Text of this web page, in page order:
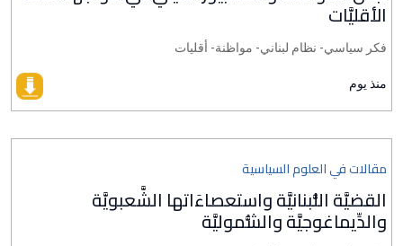
الأقليَّات
فكر سياسي- نظام لبناني- مواظنة- أقليات
منذ يوم
مقالات في العلوم السياسية
القضيَّة اللُّبنانيَّة واستعصاءَاتها الشَّعبويَّة
والدِّيماغوجيَّة والشُّموليَّة